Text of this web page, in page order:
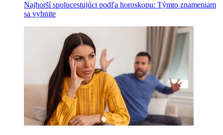
Najhorší spolucestujúci podľa horoskopu: Týmto znameniam
sa vyhnite